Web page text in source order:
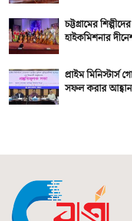
চট্টগ্রামের
হাইকমিশনার
প্রাইম
সফল করার আহ্বান